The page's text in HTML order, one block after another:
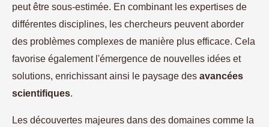
peut être sous-estimée. En combinant les expertises de
différentes disciplines, les chercheurs peuvent aborder
des problèmes complexes de manière plus efficace. Cela
favorise également l'émergence de nouvelles idées et
solutions, enrichissant ainsi le paysage des avancées
scientifiques.
Les découvertes majeures dans des domaines comme la